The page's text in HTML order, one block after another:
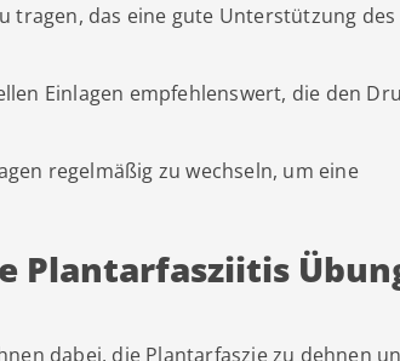
tragen, das eine gute Unterstützung des
Einlagen empfehlenswert, die den
regelmäßig zu wechseln, um eine
Plantarfasziitis
dabei, die Plantarfaszie zu dehnen